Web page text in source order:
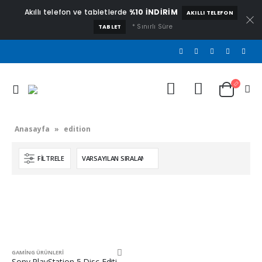
Akıllı telefon ve tabletlerde %10 İNDİRİM
AKILLI TELEFON
TABLET
* Sınırlı Süre
Anasayfa » edition
FILTRELE
GAMING ÜRÜNLERI